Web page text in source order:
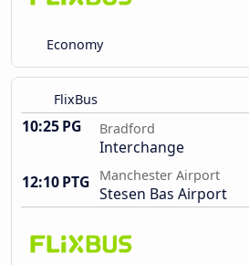
Economy
FlixBus
10:25 PG Bradford
Interchange
12:10 PTG
Manchester Airport
Stesen Bas Airport